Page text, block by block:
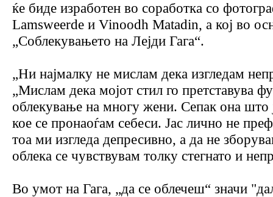
ќе биде изработен во соработка со
Lamsweerde и Vinoodh Matadin, а кој во
„Соблекувањето на Лејди Гага“.
„Ни најмалку не мислам дека изгледам
„Мислам дека мојот стил го претставува
облекување на многу жени. Сепак она што
кое се пронаоѓам себеси. Јас лично не
тоа ми изгледа депресивно, а да не
облека се чувствувам толку стегнато и
Во умот на Гага, „да се облечеш“ значи